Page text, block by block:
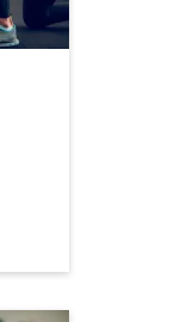
do Ensino
da Sala